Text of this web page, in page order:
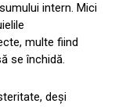
intern. Mici
multe fiind
se închidă.
deși